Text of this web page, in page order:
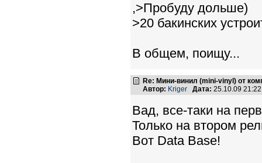
,>Пробуду дольше)
>20 бакинских
В общем, поищу...
Re: Мини-винил (mini-vinyl) от
Автор: Kriger Дата: 25.10.09
Вад, все-таки на
Только на втором
Вот Data Base!